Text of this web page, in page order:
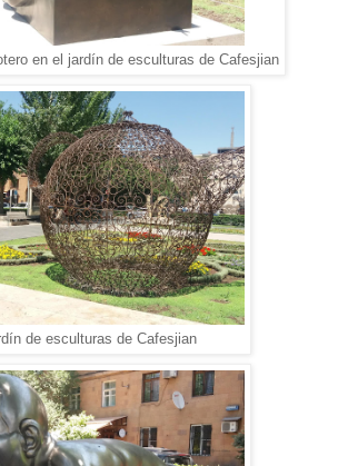
en el jardín de esculturas de Cafesjian
de esculturas de Cafesjian